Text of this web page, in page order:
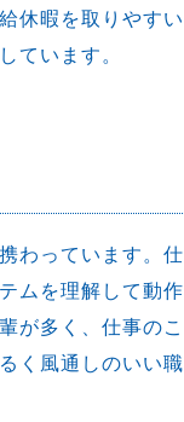
休暇を取りやすい
ています。
わっています。仕
ムを理解して動作
が多く、仕事のこ
く風通しのいい職